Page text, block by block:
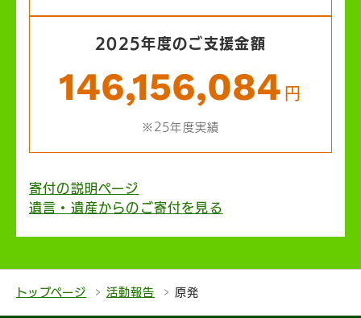
2025年度のご支援金額
146,156,084 円
※25年度実績
寄付の説明ページ
遺言・遺産からのご寄付を見る
トップページ 活動報告 原発